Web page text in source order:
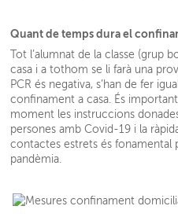
Quant de temps dura el
Tot l’alumnat de la classe (grup
casa i a tothom se li farà una
PCR és negativa, s’han de fer
confinament a casa. És
moment les instruccions
persones amb Covid-19 i la
contactes estrets és fonamental
pandèmia.